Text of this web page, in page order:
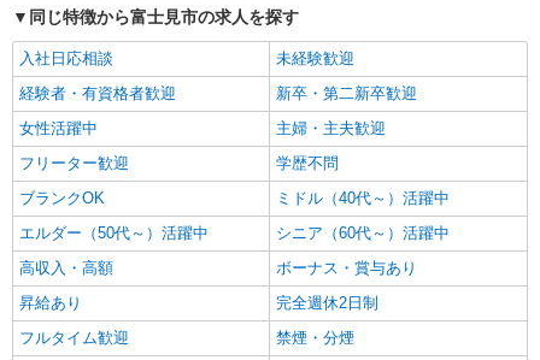
同じ特徴から富士見市の求人を探す
入社日応相談
未経験歓迎
経験者・有資格者歓迎
新卒・第二新卒歓迎
女性活躍中
主婦・主夫歓迎
フリーター歓迎
学歴不問
ブランクOK
ミドル（40代～）活躍中
エルダー（50代～）活躍中
シニア（60代～）活躍中
高収入・高額
ボーナス・賞与あり
昇給あり
完全週休2日制
フルタイム歓迎
禁煙・分煙